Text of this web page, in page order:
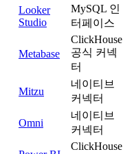
Looker
Studio
MySQL 인
터페이스
Metabase
ClickHouse
공식 커넥
터
Mitzu
네이티브
커넥터
Omni
네이티브
커넥터
ClickHouse